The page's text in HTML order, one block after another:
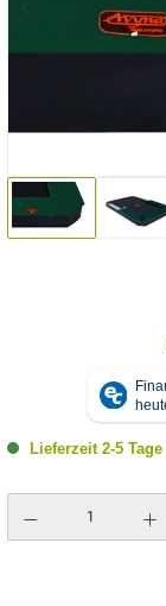
Lieferzeit 2-5 Tage